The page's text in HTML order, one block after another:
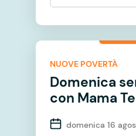
NUOVE POVERTÀ
Domenica
con Mama
domenica 16